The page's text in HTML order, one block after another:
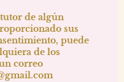
de algún
sus
puede
de los
correo